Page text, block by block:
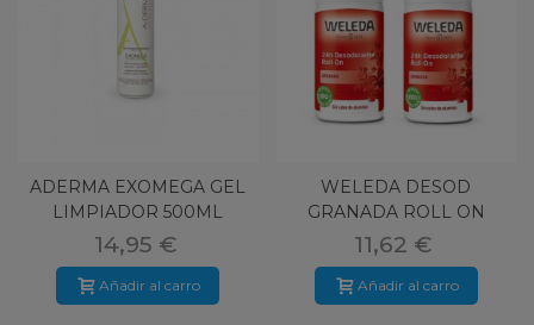
ADERMA EXOMEGA GEL
LIMPIADOR 500ML
14,95 €
Añadir al carro
WELEDA DESOD
GRANADA ROLL ON
-50%2ª DUPLO
11,62 €
Añadir al carro